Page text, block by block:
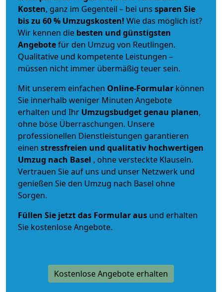
Kosten, ganz im Gegenteil – bei uns sparen Sie
bis zu 60 % Umzugskosten! Wie das möglich ist?
Wir kennen die besten und günstigsten
Angebotefür den Umzug von Reutlingen.
Qualitative und kompetente Leistungen –
müssen nicht immer übermäßig teuer sein.
Mit unserem einfachen Online-Formular können
Sie innerhalb weniger Minuten Angebote
erhalten und Ihr Umzugsbudgetgenau planen,
ohne böse Überraschungen. Unsere
professionellen Dienstleistungen garantieren
einen stressfreien und qualitativ hochwertigen
Umzug nach Basel , ohne versteckte Klauseln.
Vertrauen Sie auf uns und unser Netzwerk und
genießen Sie den Umzug nach Basel ohne
Sorgen.
Füllen Sie jetzt das Formular aus und erhalten
Sie kostenlose Angebote.
Kostenlose Angebote erhalten